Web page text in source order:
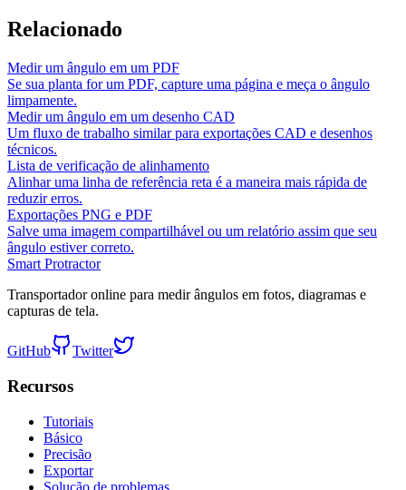
Relacionado
Medir um ângulo em um PDF
Se sua planta for um PDF, capture uma página e meça o ângulo
limpamente.
Medir um ângulo em um desenho CAD
Um fluxo de trabalho similar para exportações CAD e desenhos
técnicos.
Lista de verificação de alinhamento
Alinhar uma linha de referência reta é a maneira mais rápida de
reduzir erros.
Exportações PNG e PDF
Salve uma imagem compartilhável ou um relatório assim que seu
ângulo estiver correto.
Smart Protractor
Transportador online para medir ângulos em fotos, diagramas e
capturas de tela.
GitHub Twitter
Recursos
Tutoriais
Básico
Precisão
Exportar
Solução de problemas